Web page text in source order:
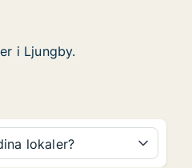
i Ljungby.
lokaler?